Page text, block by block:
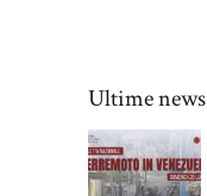
Ultime news